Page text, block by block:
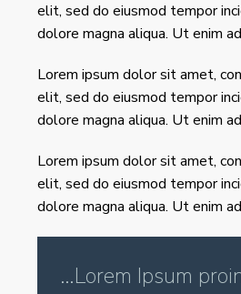
elit, sed do eiusmod tempor
dolore magna aliqua. Ut enim ad
Lorem ipsum dolor sit amet,
elit, sed do eiusmod tempor
dolore magna aliqua. Ut enim ad
Lorem ipsum dolor sit amet,
elit, sed do eiusmod tempor
dolore magna aliqua. Ut enim ad
…Lorem Ipsum